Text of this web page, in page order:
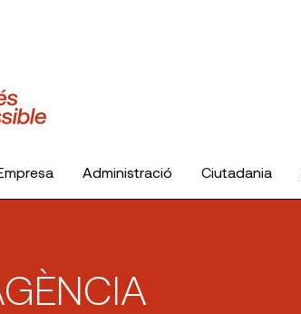
Administració Ciutadania